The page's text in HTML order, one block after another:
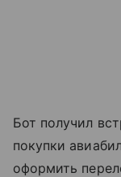
Бот получил
покупки
оформить